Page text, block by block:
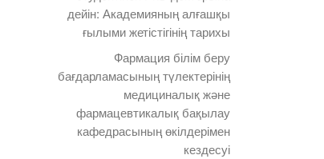
дейін: Академияның алғашқы
ғылыми жетістігінің тарихы
Фармация білім беру
бағдарламасының түлектерінің
медициналық және
фармацевтикалық бақылау
кафедрасының өкілдерімен
кездесуі